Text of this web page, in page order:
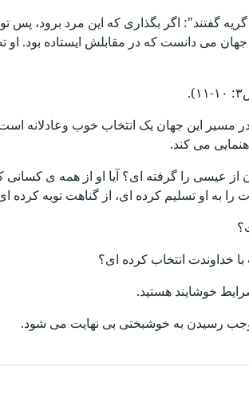
گفتند": اگر بگذاری که این مرد برود،
جهان می دانست که در مقابلش ایستاده بود.
مسیر این جهان یک انتخاب خوب وعادلانه
می کند.
را گرفته ای؟ آیا او از همه ی کسانی که
را به او تسلیم کرده ای، از گناهت توبه کرده
با خداوندت انتخاب کرده ای؟
خوشایند هستید.
رسیدن به خوشبختی بی نهایت می شود.